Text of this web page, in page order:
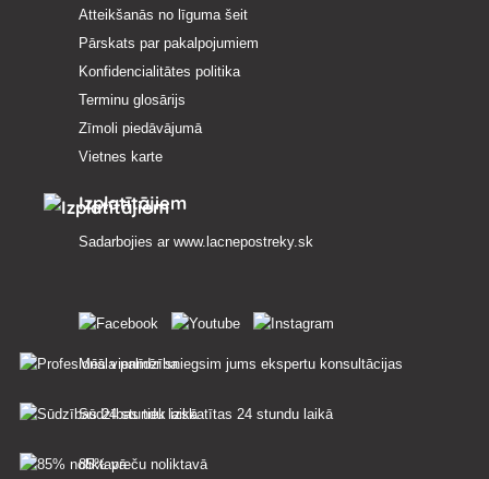
Atteikšanās no līguma šeit
Pārskats par pakalpojumiem
Konfidencialitātes politika
Terminu glosārijs
Zīmoli piedāvājumā
Vietnes karte
Izplatītājiem
Sadarbojies ar www.lacnepostreky.sk
Mēs vienmēr sniegsim jums ekspertu konsultācijas
Sūdzības tiek izskatītas 24 stundu laikā
85% preču noliktavā